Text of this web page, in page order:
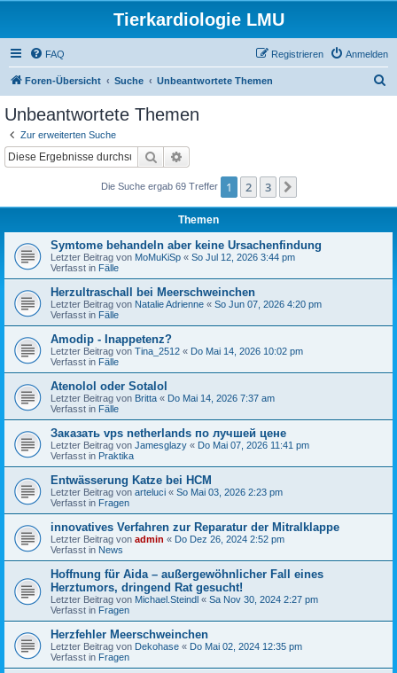
Tierkardiologie LMU
FAQ Anmelden
Registrieren
Foren-Übersicht Suche Unbeantwortete Themen
Unbeantwortete Themen
Zur erweiterten Suche
Suche
Die Suche ergab 69 Treffer 1 2 3
Themen
Symtome behandeln aber keine Ursachenfindung
Letzter Beitrag von MoMuKiSp « So Jul 12, 2026 3:44 pm
Verfasst in Fälle
Herzultraschall bei Meerschweinchen
Letzter Beitrag von Natalie Adrienne « So Jun 07, 2026 4:20 pm
Verfasst in Fälle
Amodip - Inappetenz?
Letzter Beitrag von Tina_2512 « Do Mai 14, 2026 10:02 pm
Verfasst in Fälle
Atenolol oder Sotalol
Letzter Beitrag von Britta « Do Mai 14, 2026 7:37 am
Verfasst in Fälle
Заказать vps netherlands по лучшей цене
Letzter Beitrag von Jamesglazy « Do Mai 07, 2026 11:41 pm
Verfasst in Praktika
Entwässerung Katze bei HCM
Letzter Beitrag von arteluci « So Mai 03, 2026 2:23 pm
Verfasst in Fragen
innovatives Verfahren zur Reparatur der Mitralklappe
Letzter Beitrag von admin « Do Dez 26, 2024 2:52 pm
Verfasst in News
Hoffnung für Aida – außergewöhnlicher Fall eines
Herztumors, dringend Rat gesucht!
Letzter Beitrag von Michael.Steindl « Sa Nov 30, 2024 2:27 pm
Verfasst in Fragen
Herzfehler Meerschweinchen
Letzter Beitrag von Dekohase « Do Mai 02, 2024 12:35 pm
Verfasst in Fragen